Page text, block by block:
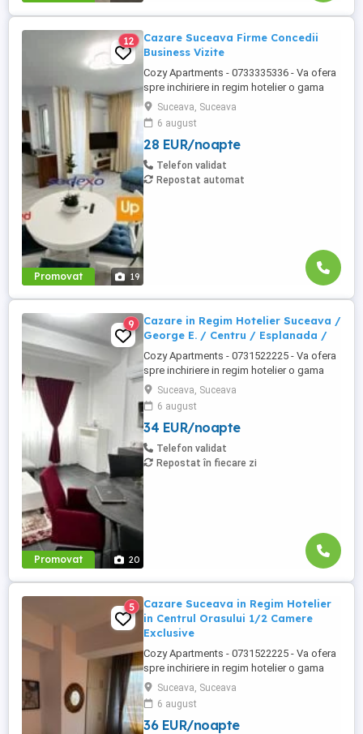
Promovat 19
12
Cazare Suceava Firme Concedii
Business Vizite
Cozy Apartments - 0733335336 - Va ofera
spre inchiriere in regim hotelier o gama
variata de apartamente si garsoniere
situate in puncte cheie ale orasului
Suceava: Bulevardul George Enescu.
Kaufland George Enescu In centrul
Orasului pe Esplanada langa McDonald's.
Zamca Bulevardul 1 Mai Obcini Bulevardul
Suceava, Suceava
6 august
28 EUR/noapte
Telefon validat
Repostat automat
Promovat 20
9
Cazare in Regim Hotelier Suceava /
George E. / Centru / Esplanada /
Cozy Apartments - 0731522225 - Va ofera
spre inchiriere in regim hotelier o gama
variata de apartamente si garsoniere
situate in puncte cheie ale orasului
Suceava: Bulevardul George Enescu. In
centrul Orasului pe Esplanada langa
McDonald's. Bulevardul 1 Mai Obcini
Zamca Burdujeni Ipotesti Pentru ...
Suceava, Suceava
6 august
34 EUR/noapte
Telefon validat
Repostat în fiecare zi
5
Cazare Suceava in Regim Hotelier
in Centrul Orasului 1/2 Camere
Exclusive
Cozy Apartments - 0731522225 - Va ofera
spre inchiriere in regim hotelier o gama
variata de apartamente si garsoniere
situate in puncte cheie ale orasului
Suceava: Bulevardul George Enescu. In
centrul Orasului pe Esplanada langa
Suceava, Suceava
6 august
36 EUR/noapte